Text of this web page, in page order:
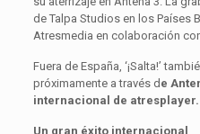
de Talpa Studios en los Países
Atresmedia en colaboración
Fuera de España, ‘¡Salta!’
próximamente a través de
internacional de atresplayer.
Un gran éxito internacional